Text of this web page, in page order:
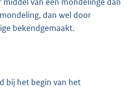
dan wel door
bekendgemaakt.
bij het begin van het